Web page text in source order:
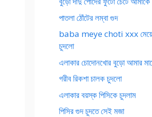
পাতলা ঠোঁটের লম্বা গুদ
baba meye choti xxx
চুদলো
এলাকার চোদোনখোর বুড়ো আমার
গরীব রিকশা চালক চুদলো
এলাকার বয়স্ক পিসিকে চুদলাম
পিসির গুদ চুদতে সেই মজা